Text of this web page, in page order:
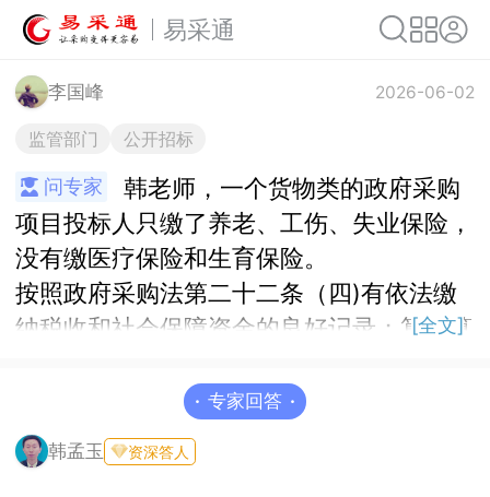
易采通
李国峰 2026-06-02
监管部门 公开招标
问专家
韩老师，一个货物类的政府采购
项目投标人只缴了养老、工伤、失业保险，
没有缴医疗保险和生育保险。
按照政府采购法第二十二条（四)有依法缴
纳税收和社会保障资金的良好记录；算不算
[全文]
· 专家回答 ·
韩孟玉 资深答人